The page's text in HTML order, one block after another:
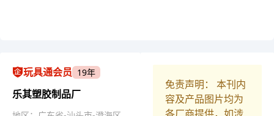
玩具通会员 19年
乐其塑胶制品厂
免责声明： 本刊内
容及产品图片均为